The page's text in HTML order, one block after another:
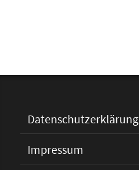
Datenschutzerklärung
Impressum